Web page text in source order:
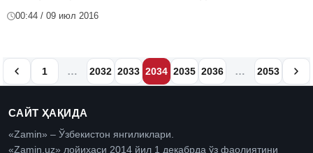
00:44 / 09 июл 2016
1 … 2032 2033 2034 2035 2036 … 2053
САЙТ ҲАҚИДА
«Zamin» – Ўзбекистон янгиликлари.
«Zamin.uz» лойиҳаси 2014 йил 1 декабрда ўз фаолиятини